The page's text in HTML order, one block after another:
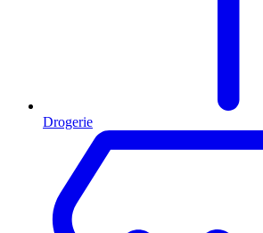
Drogerie